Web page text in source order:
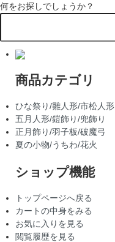
何をお探しでしょうか？
商品カテゴリ
ひな祭り/雛人形/市松人形
五月人形/鎧飾り/兜飾り
正月飾り/羽子板/破魔弓
夏の小物/うちわ/花火
ショップ機能
トップページへ戻る
カートの中身をみる
お気に入りを見る
閲覧履歴を見る